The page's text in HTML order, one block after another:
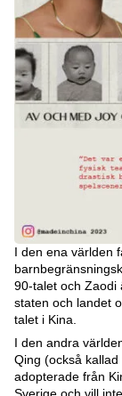
I den ena världen
90-talet och Zaodi
staten och landet
talet i Kina.
I den andra
Qing (också
adopterade från